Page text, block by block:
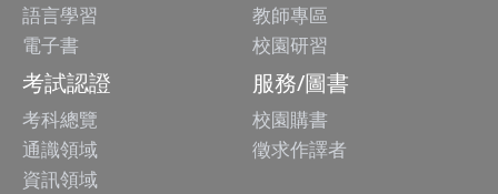
語言學習
電子書
教師專區
校園研習
考試認證
考科總覽
通識領域
資訊領域
服務/圖書
校園購書
徵求作譯者